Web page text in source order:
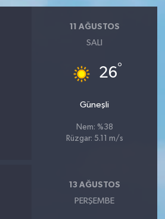
11 AĞUSTOS
SALI
26°
Güneşli
Nem: %38
Rüzgar: 5.11 m/s
13 AĞUSTOS
PERŞEMBE